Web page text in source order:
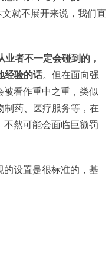
就不展开来说，我们直
者不一定会碰到的，
经验的话。但在面向强
被看作重中之重，类似
药、医疗服务等，在
然可能会面临巨额罚
设置是很标准的，基